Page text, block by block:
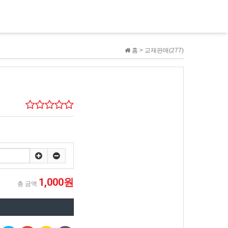
홈 > 교재판매(277)
총 금액 1,000원